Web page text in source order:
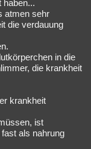
haben...
atmen sehr
die verdauung
in die
die krankheit
krankheit
ist
als nahrung